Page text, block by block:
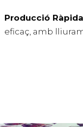
Producció
eficaç, amb